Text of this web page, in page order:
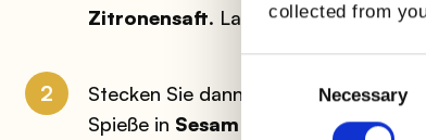
collected from
Selection
Necessary
Zitronensaft. Lassen Sie es etwa
2 Stecken Sie dann die marinierten
Spieße in Sesam und andere in einer